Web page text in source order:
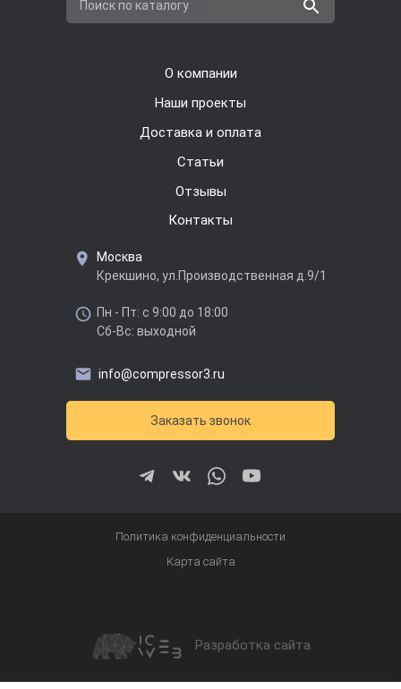
Поиск по каталогу
О компании
Наши проекты
Доставка и оплата
Cтатьи
Отзывы
Контакты
Москва
Крекшино, ул.Производственная д.9/1
Пн - Пт: с 9:00 до 18:00
Сб-Вс: выходной
info@compressor3.ru
Заказать звонок
Политика конфиденциальности
Карта сайта
Разработка сайта